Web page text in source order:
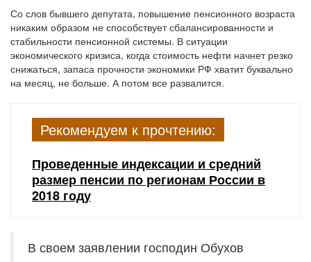
Со слов бывшего депутата, повышение пенсионного возраста
никаким образом не способствует сбалансированности и
стабильности пенсионной системы. В ситуации
экономического кризиса, когда стоимость нефти начнет резко
снижаться, запаса прочности экономики РФ хватит буквально
на месяц, не больше. А потом все развалится.
Рекомендуем к прочтению:
Проведенные индексации и средний
размер пенсии по регионам России в
2018 году
В своем заявлении господин Обухов